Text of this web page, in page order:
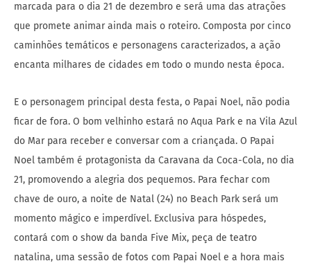
marcada para o dia 21 de dezembro e será uma das atrações
que promete animar ainda mais o roteiro. Composta por cinco
caminhões temáticos e personagens caracterizados, a ação
encanta milhares de cidades em todo o mundo nesta época.
E o personagem principal desta festa, o Papai Noel, não podia
ficar de fora. O bom velhinho estará no Aqua Park e na Vila Azul
do Mar para receber e conversar com a criançada. O Papai
Noel também é protagonista da Caravana da Coca-Cola, no dia
21, promovendo a alegria dos pequemos. Para fechar com
chave de ouro, a noite de Natal (24) no Beach Park será um
momento mágico e imperdível. Exclusiva para hóspedes,
contará com o show da banda Five Mix, peça de teatro
natalina, uma sessão de fotos com Papai Noel e a hora mais